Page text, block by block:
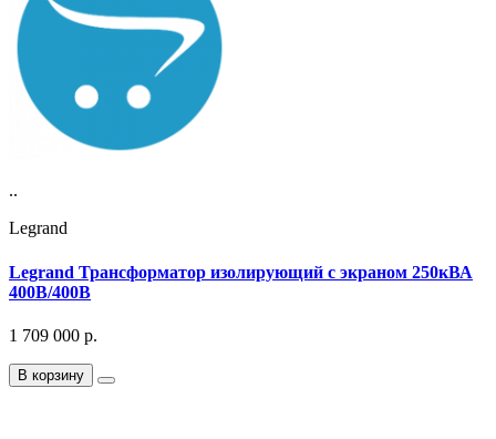
..
Legrand
Legrand Трансформатор изолирующий с экраном 250кВА
400В/400В
1 709 000 р.
В корзину